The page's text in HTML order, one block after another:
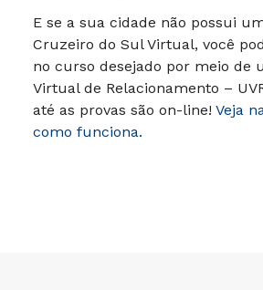
E se a sua cidade não possui
Cruzeiro do Sul Virtual, você
no curso desejado por meio de
Virtual de Relacionamento –
até as provas são on-line! Veja
como funciona.